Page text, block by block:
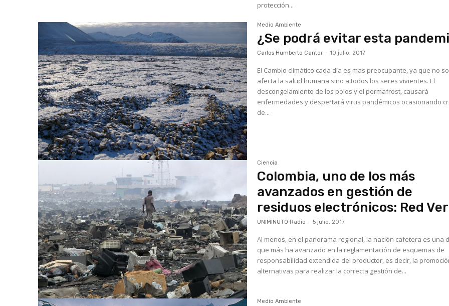
protección...
Medio Ambiente
¿Se podrá evitar esta
Carlos Humberto Cantor - 10 julio, 2017
El Cambio climático cada día es mas preocupante, ya que no
afecta la salud humana sino a todos los seres vivientes. El
descongelamiento de los polos y el permafrost, causará
enfermedades y despertará virus pandémicos ocasionando
de...
Ciencia
Colombia, uno de los más
avanzados en gestión de
residuos electrónicos: Red
UNIMINUTO Radio - 5 julio, 2017
Al menos, en el panorama regional, la nación cafetera es una
que más ha avanzado en la reglamentación de esquemas de
responsabilidad extendida del productor, es decir, la
alternativas para realizar la correcta gestión de...
Medio Ambiente